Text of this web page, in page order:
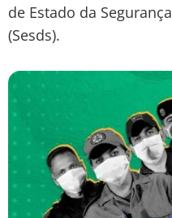
de Estado da
(Sesds).